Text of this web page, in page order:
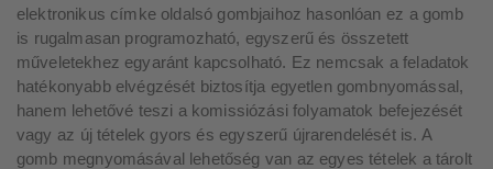
elektronikus címke oldalsó gombjaihoz hasonlóan ez a gomb
is rugalmasan programozható, egyszerű és összetett
műveletekhez egyaránt kapcsolható. Ez nemcsak a feladatok
hatékonyabb elvégzését biztosítja egyetlen gombnyomással,
hanem lehetővé teszi a komissiózási folyamatok befejezését
vagy az új tételek gyors és egyszerű újrarendelését is. A
gomb megnyomásával lehetőség van az egyes tételek a tárolt